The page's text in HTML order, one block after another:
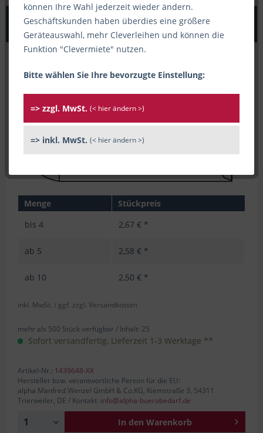
Kuvert 25x C4=229x324mm, mit Fenster, weiß,
Haftklebung
Menge
Stückpreis
bis 4 2,67 € *
ab 5 2,58 € *
ab 10 2,50 € *
inkl. MwSt. / ggf. zzgl. Versandkosten
mehr als 500 Stück verfügbar / Inhalt: 25
Sofort versandfertig, Lieferzeit 1-3 Werktage **
Artikel-Nr.: 1439648-XX
Hersteller bzw. verantwortliche Person für die EU:
alpha Manfred Wenzel GmbH & Co.KG, Kiemstraße 3, 54311
Trierweiler, DE / Kontakt: info@alpha-buerobedarf.de
In den Warenkorb
können Ihre Wahl jederzeit wieder ändern.
Geschäftskunden haben überdies eine größere
Geräteauswahl, mehr Cleverleihen und können die
Funktion "Clevermiete" nutzen.
Bitte wählen Sie Ihre bevorzugte Einstellung:
=> zzgl. MwSt. (< hier ändern >)
=> inkl. MwSt. (< hier ändern >)